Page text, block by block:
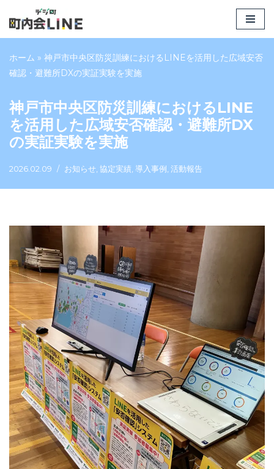
コ
テ
ン
へ
ス
キ
プ
ホーム » 神戸市中央区防災訓練におけるLINEを活用した広域安否
確認・避難所DXの実証実験を実施
神戸市中央区防災訓練におけるLINE
を活用した広域安否確認・避難所DX
の実証実験を実施
2026.02.09 お知らせ 協定実績 導入事例 活動報告